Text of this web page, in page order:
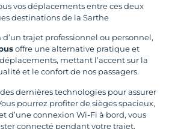
vos déplacements entre ces deux
destinations de la Sarthe
d’un trajet professionnel ou personnel,
offre une alternative pratique et
mettant l’accent sur la
et le confort de nos passagers.
dernières technologies pour assurer
pourrez profiter de sièges spacieux,
d’une connexion Wi-Fi à bord, vous
connecté pendant votre trajet.